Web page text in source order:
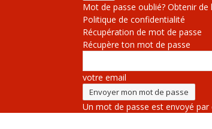
Mot de passe oublié? Obtenir de
Politique de confidentialité
Récupération de mot de passe
Récupère ton mot de passe
votre email
Un mot de passe est envoyé